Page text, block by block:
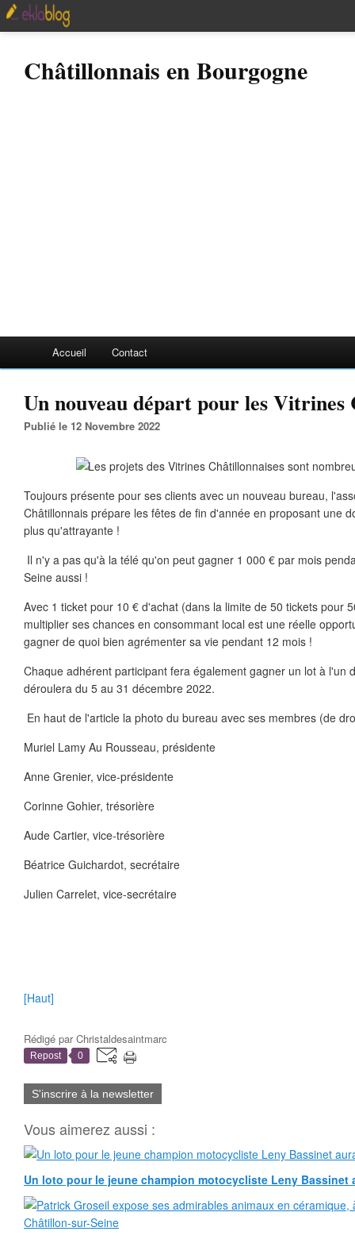
Châtillonnais en Bourgogne
Accueil Contact
Un nouveau départ pour les Vitrines
Publié le 12 Novembre 2022
Toujours présente pour ses clients avec un nouveau bureau,
Châtillonnais prépare les fêtes de fin d'année en proposant une
plus qu'attrayante !
Il n'y a pas qu'à la télé qu'on peut gagner 1 000 € par mois
Seine aussi !
Avec 1 ticket pour 10 € d'achat (dans la limite de 50 tickets pour
multiplier ses chances en consommant local est une réelle
gagner de quoi bien agrémenter sa vie pendant 12 mois !
Chaque adhérent participant fera également gagner un lot à l'un
déroulera du 5 au 31 décembre 2022.
En haut de l'article la photo du bureau avec ses membres (de
Muriel Lamy Au Rousseau, présidente
Anne Grenier, vice-présidente
Corinne Gohier, trésorière
Aude Cartier, vice-trésorière
Béatrice Guichardot, secrétaire
Julien Carrelet, vice-secrétaire
[Haut]
Rédigé parChristaldesaintmarc
Repost 0
S'inscrire à la newsletter
Vous aimerez aussi :
Un loto pour le jeune champion motocycliste Leny Bassinet